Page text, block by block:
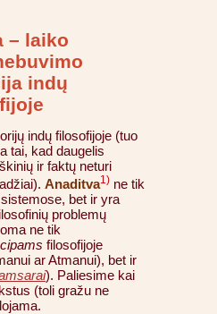
– laiko
indų
indų filosofijoje (tuo
tai, kad daugelis
ir faktų neturi
Anaditva1) ne tik
bet ir yra
problemų
ne tik
filosofijoje
ar Atmanui), bet ir
). Paliesime kai
(toli gražu ne